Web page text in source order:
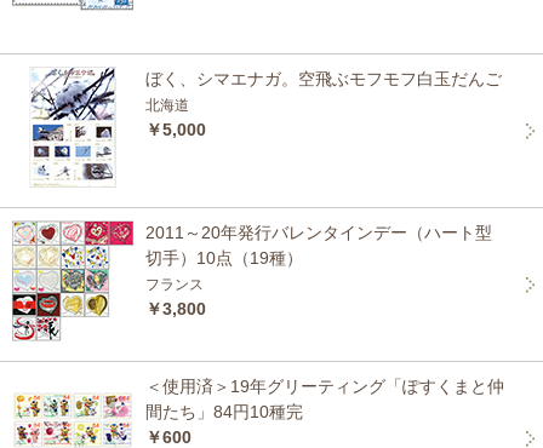
ぼく、シマエナガ。空飛ぶモフモフ白玉だんご
北海道
￥5,000
2011～20年発行バレンタインデー（ハート型
切手）10点（19種）
フランス
￥3,800
＜使用済＞19年グリーティング「ぽすくまと仲
間たち」84円10種完
￥600